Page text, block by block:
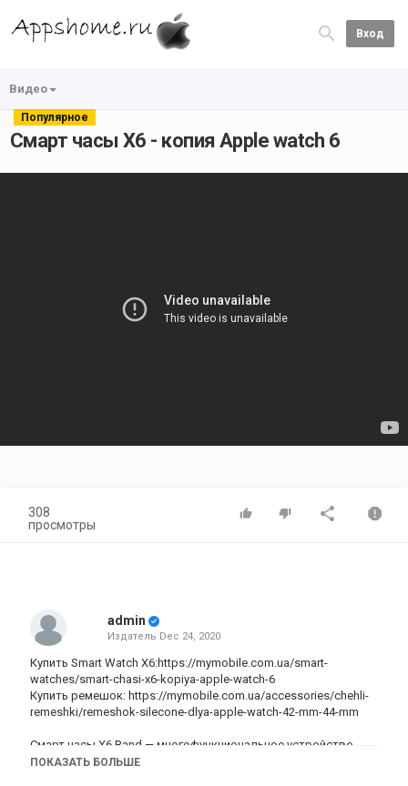
Вход
Видео
Популярное
Смарт часы Х6 - копия Apple watch 6
308
просмотры
admin
Издатель Dec 24, 2020
Купить Smart Watch Х6:https://mymobile.com.ua/smart-
watches/smart-chasi-x6-kopiya-apple-watch-6
Купить ремешок: https://mymobile.com.ua/accessories/chehli-
remeshki/remeshok-silecone-dlya-apple-watch-42-mm-44-mm
Смарт часы X6 Band — многофункциональное устройство,
которое является бюджетной заменой Apple Watch. В этой
ПОКАЗАТЬ БОЛЬШЕ